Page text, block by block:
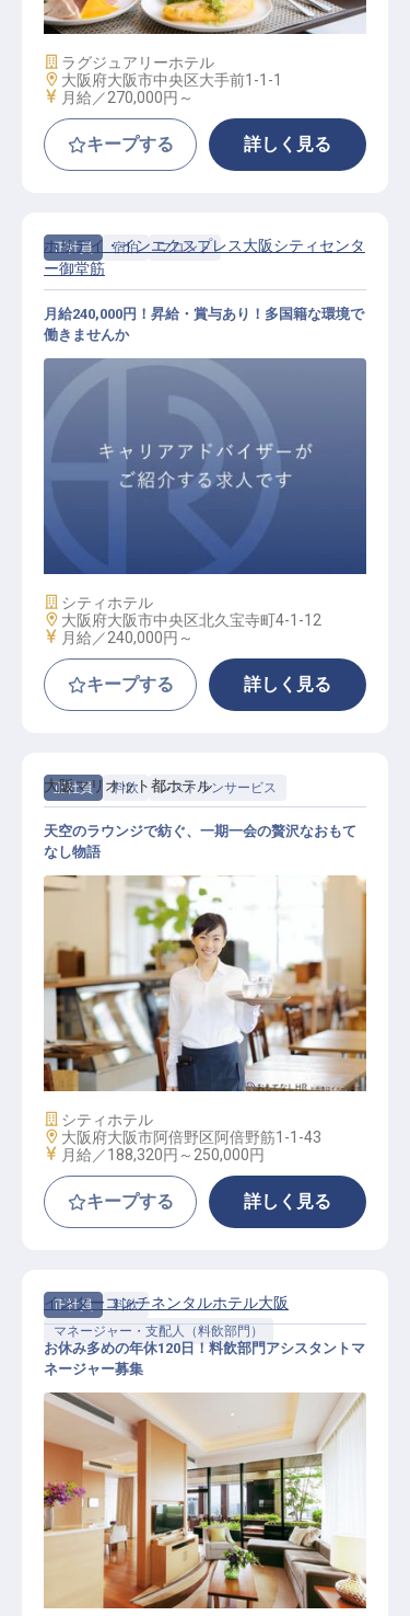
施設業態
ラグジュアリーホテル
勤務地
大阪府大阪市中央区大手前1-1-1
給与
月給／270,000円～
キープする 詳しく見る
正社員 宿泊 フロント
フロント / 正社員
ホリデイ・インエクスプレス大阪シティセンタ
ー御堂筋
月給240,000円！昇給・賞与あり！多国籍な環境で
働きませんか
施設業態
シティホテル
勤務地
大阪府大阪市中央区北久宝寺町4-1-12
給与
月給／240,000円～
キープする 詳しく見る
正社員 料飲 レストランサービス
ロビーラウンジ サービススタッフ
大阪マリオット都ホテル
天空のラウンジで紡ぐ、一期一会の贅沢なおもて
なし物語
施設業態
シティホテル
勤務地
大阪府大阪市阿倍野区阿倍野筋1-1-43
給与
月給／188,320円～ 250,000円
キープする 詳しく見る
正社員
料飲
マネージャー・支配人（料飲部門）
料飲部門アシスタントマネージャー
インターコンチネンタルホテル大阪
お休み多めの年休120日！料飲部門アシスタントマ
ネージャー募集